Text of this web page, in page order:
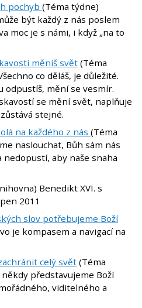
pochyb (Téma týdne)
být každý z nás poslem
moc je s námi, i když „na to
měníš svět (Téma
co děláš, je důležité.
odpustíš, mění se vesmír.
se mění svět, naplňuje
stejné.
na každého z nás (Téma
naslouchat, Bůh sám nás
nedopustí, aby naše snaha
Benedikt XVI. s
2011
slov potřebujeme Boží
je kompasem a navigací na
celý svět (Téma
představujeme Boží
viditelného a